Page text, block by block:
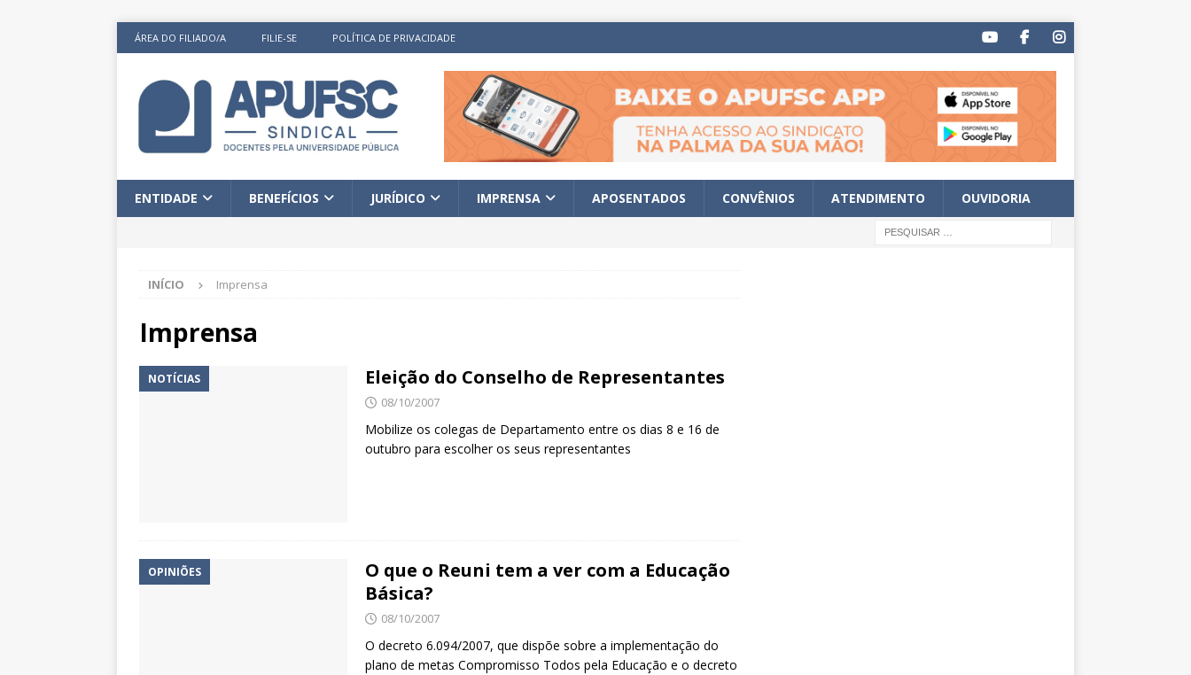
ÁREA DO FILIADO/A FILIE-SE POLÍTICA DE PRIVACIDADE
ENTIDADE BENEFÍCIOS JURÍDICO IMPRENSA APOSENTADOS CONVÊNIOS ATENDIMENTO OUVIDORIA
INÍCIO Imprensa
Imprensa
NOTÍCIAS Eleição do Conselho de Representantes
08/10/2007
Mobilize os colegas de Departamento entre os dias 8 e 16 de
outubro para escolher os seus representantes
OPINIÕES
O que o Reuni tem a ver com a Educação
Básica?
08/10/2007
O decreto 6.094/2007, que dispõe sobre a implementação do
plano de metas Compromisso Todos pela Educação e o decreto